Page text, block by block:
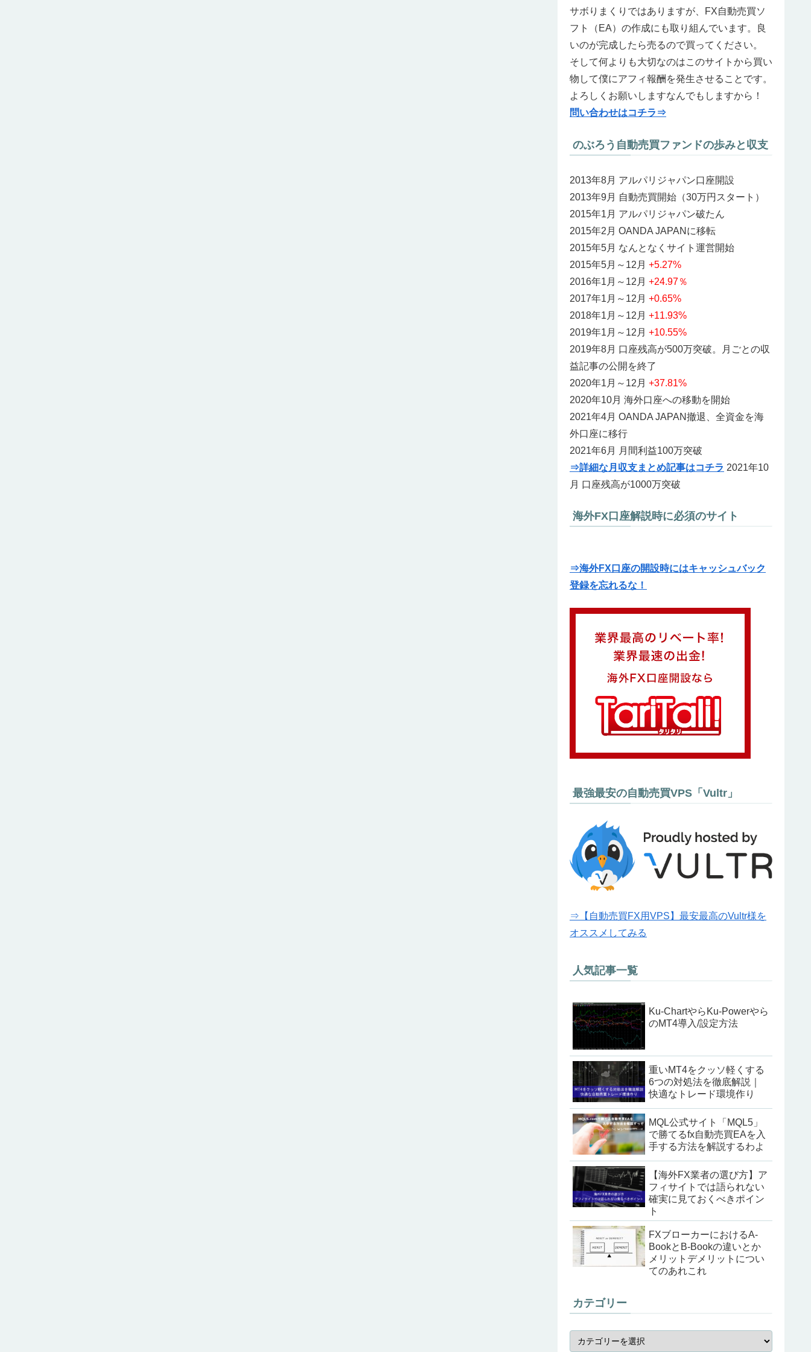
サボりまくりではありますが、FX自動売買ソ
フト（EA）の作成にも取り組んでいます。良
いのが完成したら売るので買ってください。
そして何よりも大切なのはこのサイトから買い
物して僕にアフィ報酬を発生させることです。
よろしくお願いしますなんでもしますから！
問い合わせはコチラ⇒
のぶろう自動売買ファンドの歩みと収支
2013年8月 アルパリジャパン口座開設
2013年9月 自動売買開始（30万円スタート）
2015年1月 アルパリジャパン破たん
2015年2月 OANDA JAPANに移転
2015年5月 なんとなくサイト運営開始
2015年5月～12月 +5.27%
2016年1月～12月 +24.97％
2017年1月～12月 +0.65%
2018年1月～12月 +11.93%
2019年1月～12月 +10.55%
2019年8月 口座残高が500万突破。月ごとの収
益記事の公開を終了
2020年1月～12月 +37.81%
2020年10月 海外口座への移動を開始
2021年4月 OANDA JAPAN撤退、全資金を海
外口座に移行
2021年6月 月間利益100万突破
⇒詳細な月収支まとめ記事はコチラ 2021年10
月 口座残高が1000万突破
海外FX口座解説時に必須のサイト
⇒海外FX口座の開設時にはキャッシュバック
登録を忘れるな！
最強最安の自動売買VPS「Vultr」
⇒【自動売買FX用VPS】最安最高のVultr様を
オススメしてみる
人気記事一覧
Ku-ChartやらKu-Powerやら
のMT4導入/設定方法
重いMT4をクッソ軽くする
6つの対処法を徹底解説｜
快適なトレード環境作り
MQL公式サイト「MQL5」
で勝てるfx自動売買EAを入
手する方法を解説するわよ
【海外FX業者の選び方】ア
フィサイトでは語られない
確実に見ておくべきポイン
ト
FXブローカーにおけるA-
BookとB-Bookの違いとか
メリットデメリットについ
てのあれこれ
カテゴリー